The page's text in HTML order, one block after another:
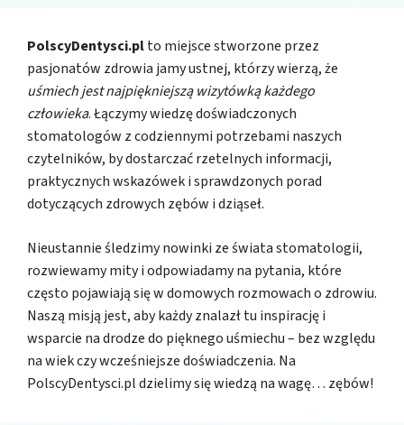
PolscyDentysci.plto miejsce stworzone przez
pasjonatów zdrowia jamy ustnej, którzy wierzą, że
uśmiech jest najpiękniejszą wizytówką każdego
człowieka. Łączymy wiedzę doświadczonych
stomatologów z codziennymi potrzebami naszych
czytelników, by dostarczać rzetelnych informacji,
praktycznych wskazówek i sprawdzonych porad
dotyczących zdrowych zębów i dziąseł.
Nieustannie śledzimy nowinki ze świata stomatologii,
rozwiewamy mity i odpowiadamy na pytania, które
często pojawiają się w domowych rozmowach o zdrowiu.
Naszą misją jest, aby każdy znalazł tu inspirację i
wsparcie na drodze do pięknego uśmiechu – bez względu
na wiek czy wcześniejsze doświadczenia. Na
PolscyDentysci.pl dzielimy się wiedzą na wagę… zębów!